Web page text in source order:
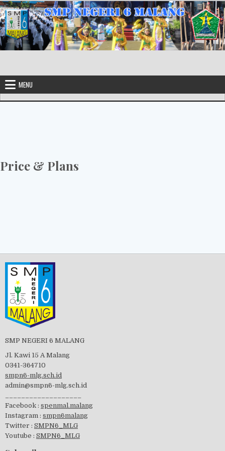
MENU
Price & Plans
SMP NEGERI 6 MALANG
Jl. Kawi 15 A Malang
0341-364710
smpn6-mlg.sch.id
admin@smpn6-mlg.sch.id
Facebook : spenmal.malang
Instagram : smpn6malang
Twitter : SMPN6_MLG
Youtube : SMPN6_MLG